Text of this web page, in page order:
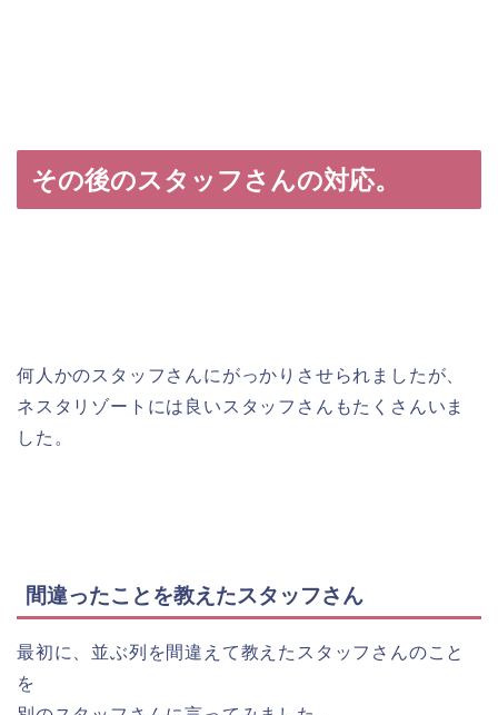
その後のスタッフさんの対応。
何人かのスタッフさんにがっかりさせられましたが、
ネスタリゾートには良いスタッフさんもたくさんいま
した。
間違ったことを教えたスタッフさん
最初に、並ぶ列を間違えて教えたスタッフさんのこと
を